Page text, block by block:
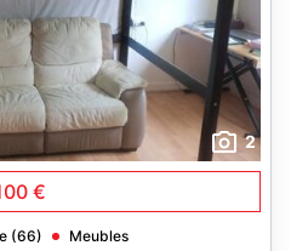
2
€
(66) Meubles